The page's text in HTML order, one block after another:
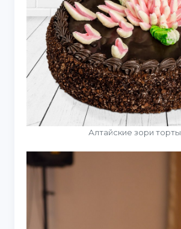
Алтайские зори торты